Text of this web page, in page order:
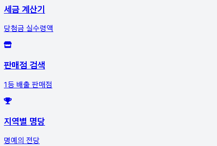
세금 계산기
당첨금 실수령액
판매점 검색
1등 배출 판매점
지역별 명당
명예의 전당